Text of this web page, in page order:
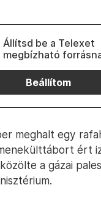
Állítsd be a Telexet
megbízható
Beállítom
meghalt egy
ért
a gázai